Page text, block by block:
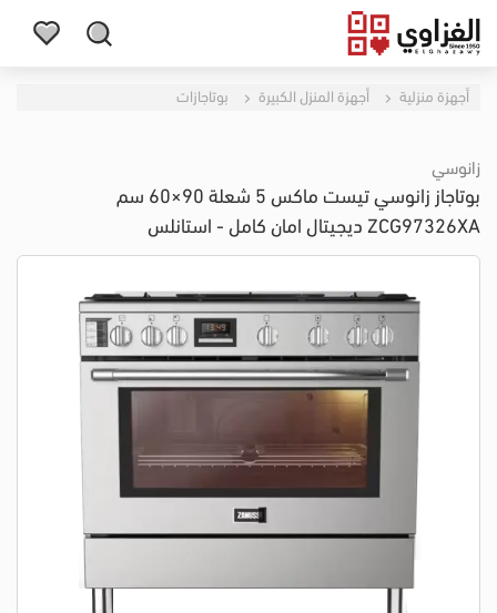
أجهزة منزلية أجهزة المنزل الكبيرة بوتاجازات
زانوسي
بوتاجاز زانوسي تيست ماكس 5 شعلة 90×60 سم
ZCG97326XA ديجيتال امان كامل - استانلس